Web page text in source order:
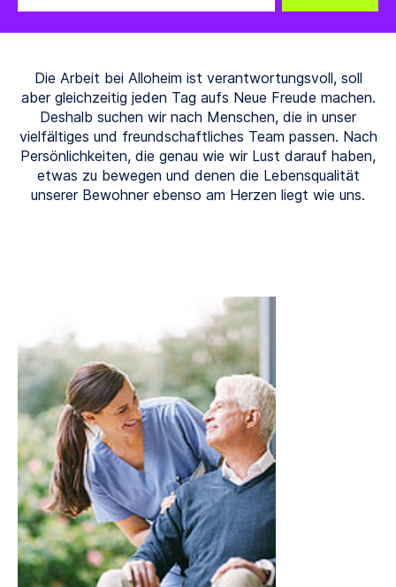
Die Arbeit bei Alloheim ist verantwortungsvoll, soll
aber gleichzeitig jeden Tag aufs Neue Freude machen.
Deshalb suchen wir nach Menschen, die in unser
vielfältiges und freundschaftliches Team passen. Nach
Persönlichkeiten, die genau wie wir Lust darauf haben,
etwas zu bewegen und denen die Lebensqualität
unserer Bewohner ebenso am Herzen liegt wie uns.